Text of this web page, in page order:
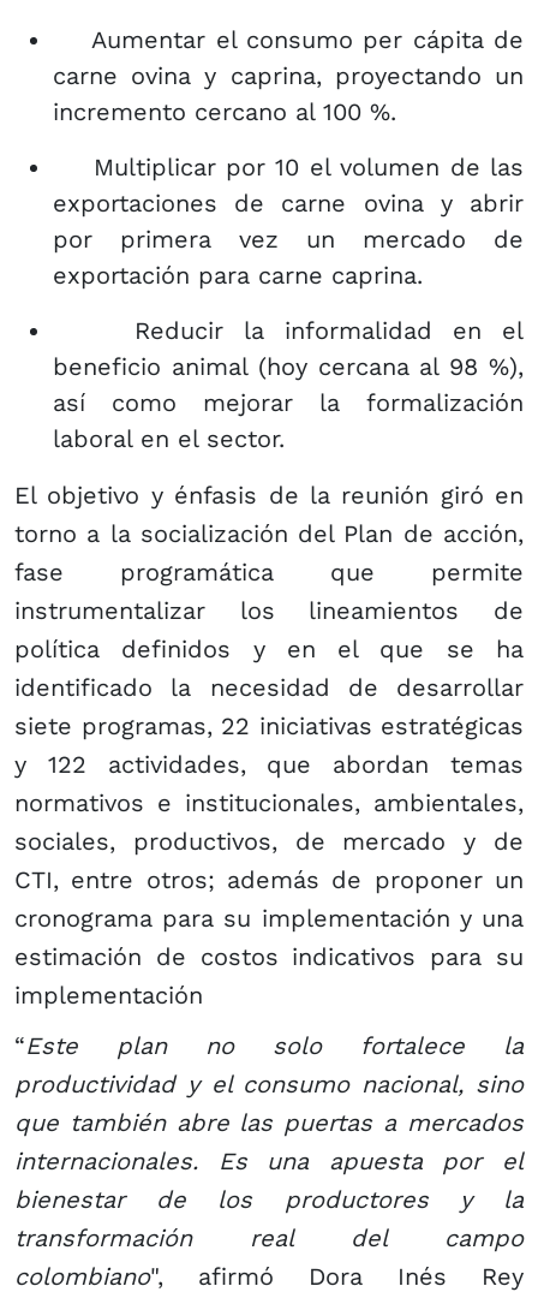
­ Aumentar el consumo per cápita de
carne ovina y caprina, proyectando un
incremento cercano al 100 %.
­ Multiplicar por 10 el volumen de las
exportaciones de carne ovina y abrir
por primera vez un mercado de
exportación para carne caprina.
­ Reducir la informalidad en el
beneficio animal (hoy cercana al 98 %),
así como mejorar la formalización
laboral en el sector.
El objetivo y énfasis de la reunión giró en
torno a la socialización del Plan de acción,
fase programática que permite
instrumentalizar los lineamientos de
política definidos y en el que se ha
identificado la necesidad de desarrollar
siete programas, 22 iniciativas estratégicas
y 122 actividades, que abordan temas
normativos e institucionales, ambientales,
sociales, productivos, de mercado y de
CTI, entre otros; además de proponer un
cronograma para su implementación y una
estimación de costos indicativos para su
implementación
“Este plan no solo fortalece la
productividad y el consumo nacional, sino
que también abre las puertas a mercados
internacionales. Es una apuesta por el
bienestar de los productores y la
transformación real del campo
colombiano", afirmó Dora Inés Rey